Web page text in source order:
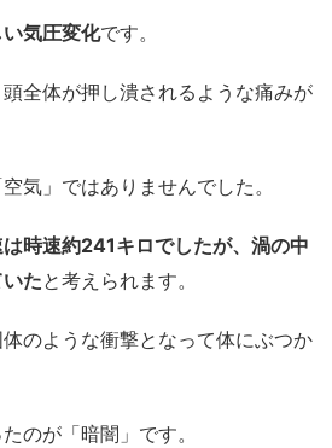
気圧変化です。
全体が押し潰されるような痛みが
気」ではありませんでした。
時速約241キロでしたが、渦の中
たと考えられます。
のような衝撃となって体にぶつか
のが「暗闇」です。